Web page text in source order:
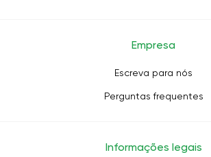
Empresa
Escreva para nós
Perguntas frequentes
Informações legais